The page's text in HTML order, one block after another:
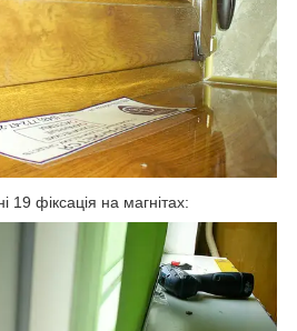
19 фіксація на магнітах: